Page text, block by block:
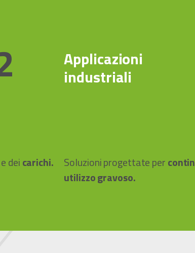
e deicarichi.
Applicazioni
industriali
Soluzioni progettate per
utilizzo gravoso.